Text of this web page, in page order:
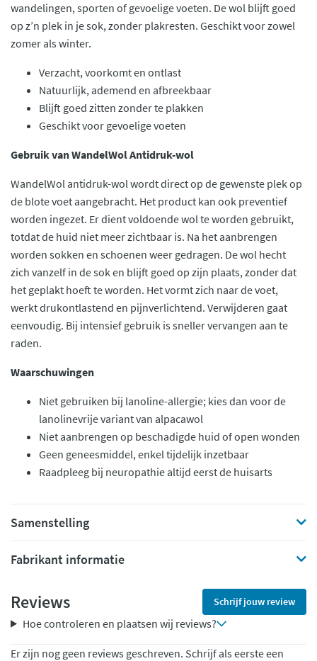
wandelingen, sporten of gevoelige voeten. De wol blijft goed
op z’n plek in je sok, zonder plakresten. Geschikt voor zowel
zomer als winter.
Verzacht, voorkomt en ontlast
Natuurlijk, ademend en afbreekbaar
Blijft goed zitten zonder te plakken
Geschikt voor gevoelige voeten
Gebruik van WandelWol Antidruk-wol
WandelWol antidruk-wol wordt direct op de gewenste plek op
de blote voet aangebracht. Het product kan ook preventief
worden ingezet. Er dient voldoende wol te worden gebruikt,
totdat de huid niet meer zichtbaar is. Na het aanbrengen
worden sokken en schoenen weer gedragen. De wol hecht
zich vanzelf in de sok en blijft goed op zijn plaats, zonder dat
het geplakt hoeft te worden. Het vormt zich naar de voet,
werkt drukontlastend en pijnverlichtend. Verwijderen gaat
eenvoudig. Bij intensief gebruik is sneller vervangen aan te
raden.
Waarschuwingen
Niet gebruiken bij lanoline-allergie; kies dan voor de
lanolinevrije variant van alpacawol
Niet aanbrengen op beschadigde huid of open wonden
Geen geneesmiddel, enkel tijdelijk inzetbaar
Raadpleeg bij neuropathie altijd eerst de huisarts
Samenstelling
Fabrikant informatie
Reviews Schrijf jouw review
Hoe controleren en plaatsen wij reviews?
Er zijn nog geen reviews geschreven. Schrijf als eerste een